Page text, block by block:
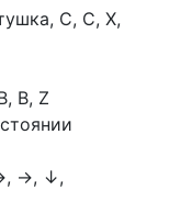
С, С, Х,
В, Z
→, ↓,